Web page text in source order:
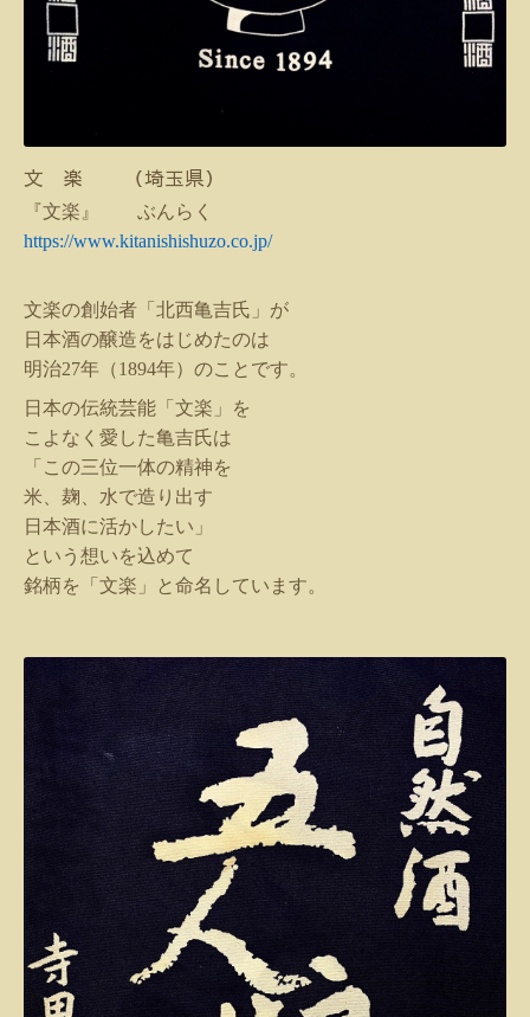
文 楽 （埼玉県）
『文楽』 ぶんらく
https://www.kitanishishuzo.co.jp/
文楽の創始者「北西亀吉氏」が
日本酒の醸造をはじめたのは
明治27年（1894年）のことです。
日本の伝統芸能「文楽」を
こよなく愛した亀吉氏は
「この三位一体の精神を
米、麹、水で造り出す
日本酒に活かしたい」
という想いを込めて
銘柄を「文楽」と命名しています。